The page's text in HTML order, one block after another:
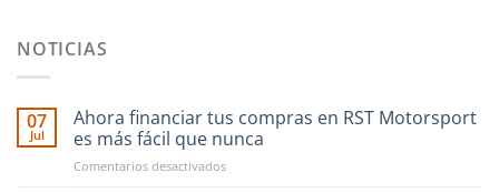
NOTICIAS
07
Jul
Ahora financiar tus compras en RST Motorsport
es más fácil que nunca
Comentarios desactivadosen